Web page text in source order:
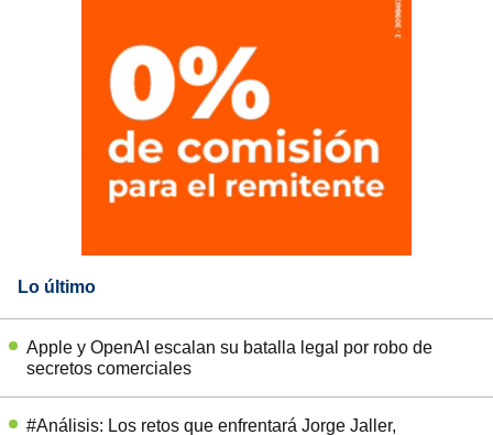
Lo último
Apple y OpenAI escalan su batalla legal por robo de
secretos comerciales
#Análisis: Los retos que enfrentará Jorge Jaller,